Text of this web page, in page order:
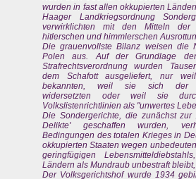
wurden in fast allen okkupierten
Haager Landkriegsordnung
verwirklichten mit den Mitteln der
hitlerschen und himmlerschen
Die grauenvollste Bilanz weisen die
Polen aus. Auf der Grundlage
Strafrechtsverordnung wurden
dem Schafott ausgeliefert, nur
bekannten, weil sie sich der
widersetzten oder weil sie
Volkslistenrichtlinien als "unwertes
Die Sondergerichte, die zunächst zur
Delikte' geschaffen wurden,
Bedingungen des totalen Krieges in
okkupierten Staaten wegen
geringfügigen
Ländern als Mundraub unbestraft
Der Volksgerichtshof wurde 1934